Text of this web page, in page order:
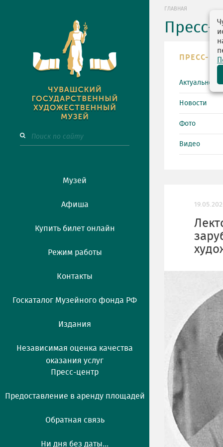
Музей
Афиша
Купить билет онлайн
Режим работы
Контакты
Госкаталог Музейного фонда РФ
Издания
Независимая оценка качества
оказания услуг
Пресс-центр
Предоставление в аренду площадей
Обратная связь
Ни дня без даты...
ГЛАВНАЯ
Пресс-
ПРЕСС-
Актуально
Новости
Фото
Видео